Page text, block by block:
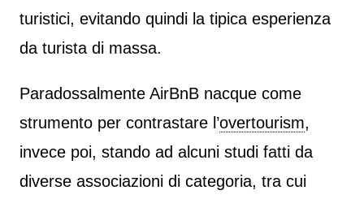
turistici, evitando quindi la tipica esperienza
da turista di massa.
Paradossalmente AirBnB nacque come
strumento per contrastare l’overtourism,
invece poi, stando ad alcuni studi fatti da
diverse associazioni di categoria, tra cui